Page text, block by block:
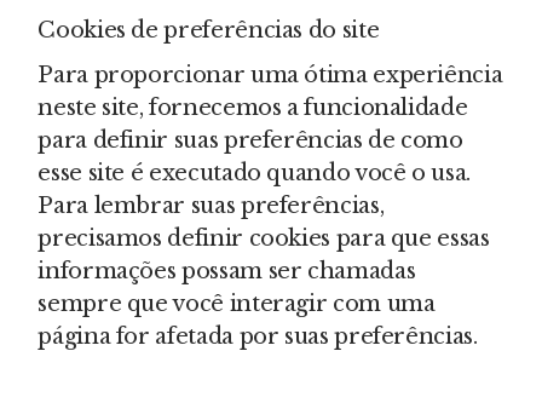
Cookies de preferências do site
Para proporcionar uma ótima experiência
neste site, fornecemos a funcionalidade
para definir suas preferências de como
esse site é executado quando você o usa.
Para lembrar suas preferências,
precisamos definir cookies para que essas
informações possam ser chamadas
sempre que você interagir com uma
página for afetada por suas preferências.